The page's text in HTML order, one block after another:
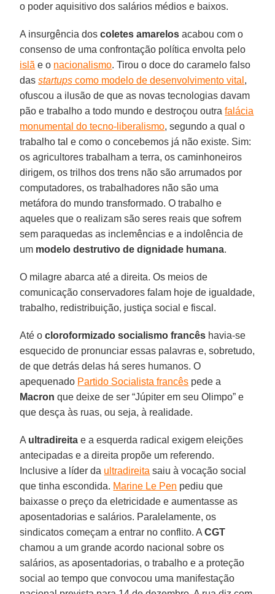
o poder aquisitivo dos salários médios e baixos.
A insurgência doscoletes amarelos acabou com o
consenso de uma confrontação política envolta pelo
islã e o nacionalismo. Tirou o doce do caramelo falso
dasstartups como modelo de desenvolvimento vital ,
ofuscou a ilusão de que as novas tecnologias davam
pão e trabalho a todo mundo e destroçou outrafalácia
monumental do tecno-liberalismo, segundo a qual o
trabalho tal e como o concebemos já não existe. Sim:
os agricultores trabalham a terra, os caminhoneiros
dirigem, os trilhos dos trens não são arrumados por
computadores, os trabalhadores não são uma
metáfora do mundo transformado. O trabalho e
aqueles que o realizam são seres reais que sofrem
sem paraquedas as inclemências e a indolência de
um modelo destrutivo de dignidade humana.
O milagre abarca até a direita. Os meios de
comunicação conservadores falam hoje de igualdade,
trabalho, redistribuição, justiça social e fiscal.
Até ocloroformizado socialismo francês havia-se
esquecido de pronunciar essas palavras e, sobretudo,
de que detrás delas há seres humanos. O
apequenado Partido Socialista francês pede a
Macron que deixe de ser “Júpiter em seu Olimpo” e
que desça às ruas, ou seja, à realidade.
A ultradireita e a esquerda radical exigem eleições
antecipadas e a direita propõe um referendo.
Inclusive a líder da ultradireita saiu à vocação social
que tinha escondida. Marine Le Pen pediu que
baixasse o preço da eletricidade e aumentasse as
aposentadorias e salários. Paralelamente, os
sindicatos começam a entrar no conflito. ACGT
chamou a um grande acordo nacional sobre os
salários, as aposentadorias, o trabalho e a proteção
social ao tempo que convocou uma manifestação